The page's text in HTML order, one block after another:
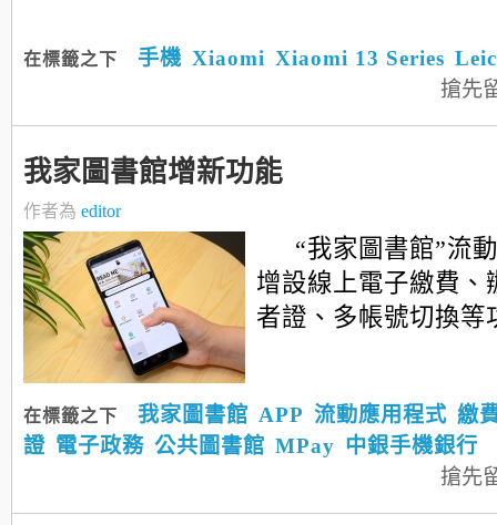
在標籤之下 手機 Xiaomi Xiaomi 13 Series
搶先
我家圖書館增新功能
作者為 editor
“我家圖書館”流
增設線上電子繳費、
者證、多帳號切換
在標籤之下 我家圖書館 APP 流動應用程式 繳
證 電子政務 公共圖書館 MPay 中銀手機銀行
搶先